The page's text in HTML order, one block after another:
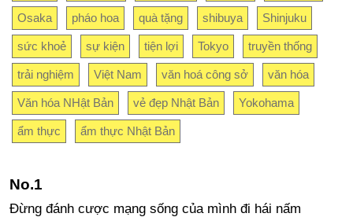
Osaka pháo hoa quà tặng shibuya Shinjuku
sức khoẻ sự kiện tiện lợi Tokyo truyền thống
trải nghiệm Việt Nam văn hoá công sở văn hóa
Văn hóa NHật Bản vẻ đẹp Nhật Bản Yokohama
ẩm thực ẩm thực Nhật Bản
Đừng đánh cược mạng sống của mình đi hái nấm